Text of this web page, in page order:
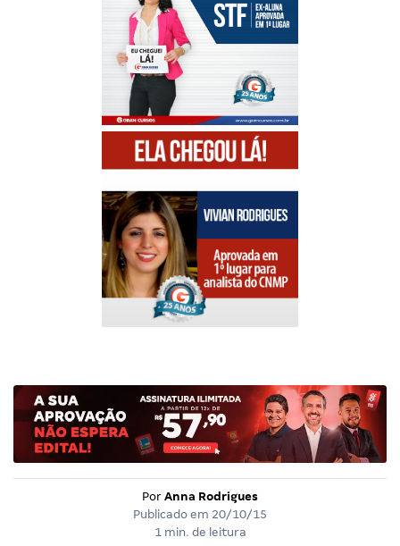
Por Anna Rodrigues
Publicado em 20/10/15
1 min. de leitura